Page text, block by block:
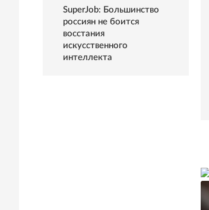
SuperJob: Большинство
россиян не боится
восстания
искусственного
интеллекта